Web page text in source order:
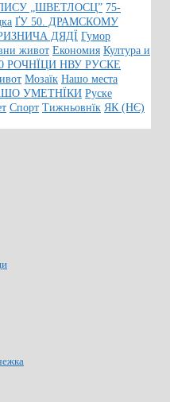
„ШВЕТЛОСЦ” 75-
ҐУ 50. ДРАМСКОМУ
ДЯДЇ Гумор
живот Економия Култура и
РОЧНЇЦИ НВУ РУСКЕ
Мозаїк Нашо места
УМЕТНЇКИ Руске
Спорт Тижньовнїк ЯК (НЄ)